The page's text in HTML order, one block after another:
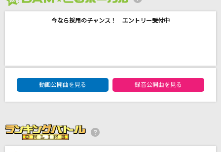
ガラナ
今なら採用のチャンス！ エントリー受付中
DAM★ともボーカルエントリーランキング
動画公開曲を見る
録音公開曲を見る